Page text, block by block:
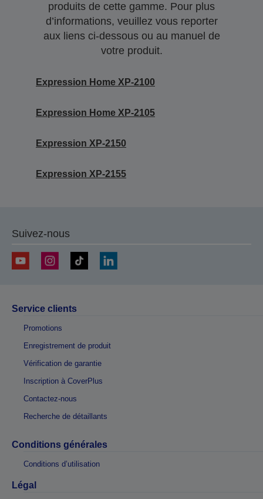
produits de cette gamme. Pour plus
d’informations, veuillez vous reporter
aux liens ci-dessous ou au manuel de
votre produit.
Expression Home XP-2100
Expression Home XP-2105
Expression XP-2150
Expression XP-2155
Suivez-nous
Service clients
Promotions
Enregistrement de produit
Vérification de garantie
Inscription à CoverPlus
Contactez-nous
Recherche de détaillants
Conditions générales
Conditions d’utilisation
Légal